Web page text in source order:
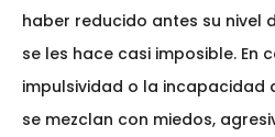
haber reducido antes su nivel
se les hace casi imposible. En
impulsividad o la incapacidad
se mezclan con miedos,